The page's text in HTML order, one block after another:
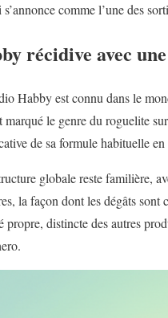
comme l’une des
récidive avec
Habby est connu dans le
marqué le genre du roguelite
de sa formule habituelle
globale reste familière,
la façon dont les dégâts sont
propre, distincte des autres